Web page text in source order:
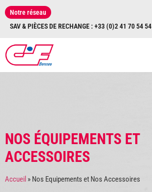
Notre réseau
SAV & PIÈCES DE RECHANGE : +33 (0)2 41 70 54 54
NOS ÉQUIPEMENTS ET
ACCESSOIRES
Accueil » Nos Equipements et Nos Accessoires